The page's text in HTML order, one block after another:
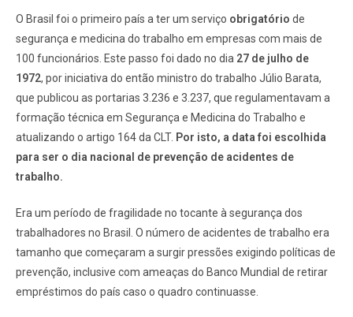
O Brasil foi o primeiro país a ter um serviço obrigatório de
segurança e medicina do trabalho em empresas com mais de
100 funcionários. Este passo foi dado no dia 27 de julho de
1972, por iniciativa do então ministro do trabalho Júlio Barata,
que publicou as portarias 3.236 e 3.237, que regulamentavam a
formação técnica em Segurança e Medicina do Trabalho e
atualizando o artigo 164 da CLT. Por isto, a data foi escolhida
para ser o dia nacional de prevenção de acidentes de
trabalho.
Era um período de fragilidade no tocante à segurança dos
trabalhadores no Brasil. O número de acidentes de trabalho era
tamanho que começaram a surgir pressões exigindo políticas de
prevenção, inclusive com ameaças do Banco Mundial de retirar
empréstimos do país caso o quadro continuasse.